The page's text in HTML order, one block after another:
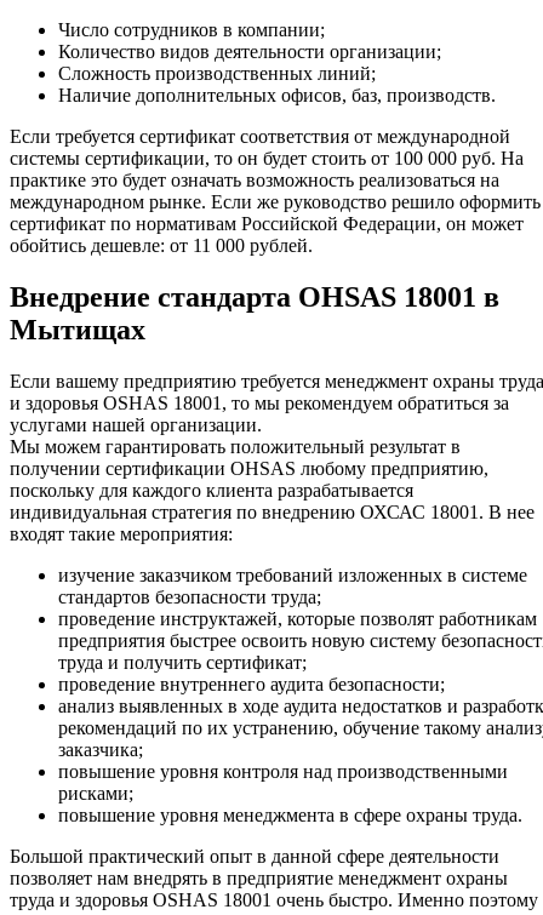
Число сотрудников в компании;
Количество видов деятельности организации;
Сложность производственных линий;
Наличие дополнительных офисов, баз, производств.
Если требуется сертификат соответствия от международной
системы сертификации, то он будет стоить от 100 000 руб. На
практике это будет означать возможность реализоваться на
международном рынке. Если же руководство решило оформить
сертификат по нормативам Российской Федерации, он может
обойтись дешевле: от 11 000 рублей.
Внедрение стандарта OHSAS 18001 в
Мытищах
Если вашему предприятию требуется менеджмент охраны труда
и здоровья OSHAS 18001, то мы рекомендуем обратиться за
услугами нашей организации.
Мы можем гарантировать положительный результат в
получении сертификации OHSAS любому предприятию,
поскольку для каждого клиента разрабатывается
индивидуальная стратегия по внедрению ОХСАС 18001. В нее
входят такие мероприятия:
изучение заказчиком требований изложенных в системе
стандартов безопасности труда;
проведение инструктажей, которые позволят работникам
предприятия быстрее освоить новую систему
труда и получить сертификат;
проведение внутреннего аудита безопасности;
анализ выявленных в ходе аудита недостатков и
рекомендаций по их устранению, обучение такому
заказчика;
повышение уровня контроля над производственными
рисками;
повышение уровня менеджмента в сфере охраны труда.
Большой практический опыт в данной сфере деятельности
позволяет нам внедрять в предприятие менеджмент охраны
труда и здоровья OSHAS 18001 очень быстро. Именно поэтому